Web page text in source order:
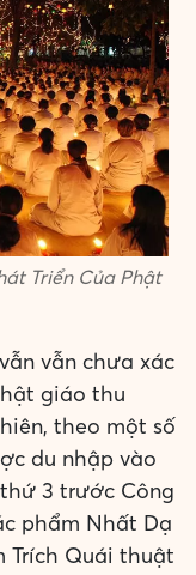
Triển Của Phật
vẫn chưa xác
giáo thu
theo một số
du nhập vào
3 trước Công
phẩm Nhất Dạ
Trích Quái thuật